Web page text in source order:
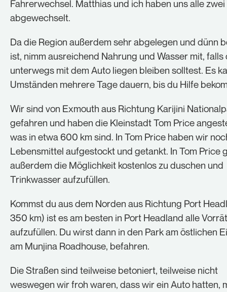
Fahrerwechsel. Matthias und ich haben uns alle
abgewechselt.
Da die Region außerdem sehr abgelegen und dünn
ist, nimm ausreichend Nahrung und Wasser mit, falls
unterwegs mit dem Auto liegen bleiben solltest. Es
Umständen mehrere Tage dauern, bis du Hilfe
Wir sind von Exmouth aus Richtung Karijini
gefahren und haben die Kleinstadt Tom Price
was in etwa 600 km sind. In Tom Price haben wir
Lebensmittel aufgestockt und getankt. In Tom Price
außerdem die Möglichkeit kostenlos zu duschen und
Trinkwasser aufzufüllen.
Kommst du aus dem Norden aus Richtung Port
350 km) ist es am besten in Port Headland alle
aufzufüllen. Du wirst dann in den Park am östlichen
am Munjina Roadhouse, befahren.
Die Straßen sind teilweise betoniert, teilweise nicht
weswegen wir froh waren, dass wir ein Auto hatten,